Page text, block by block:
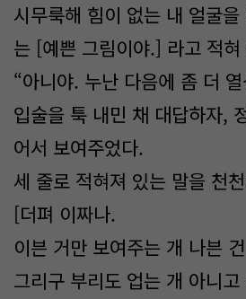
시무룩해 힘이 없는 내 얼굴
는 [예쁜 그림이야.] 라고 적혀
“아니야. 누난 다음에 좀 더
입술을 툭 내민 채 대답하자,
어서 보여주었다.
세 줄로 적혀져 있는 말을 천
[더펴 이짜나.
이븐 거만 보여주는 개 나븐
그리구 부리도 업는 개 아니